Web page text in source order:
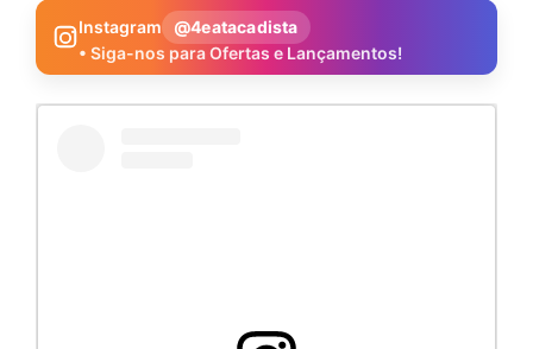
Instagram
@4eatacadista
• Siga-nos para Ofertas e Lançamentos!